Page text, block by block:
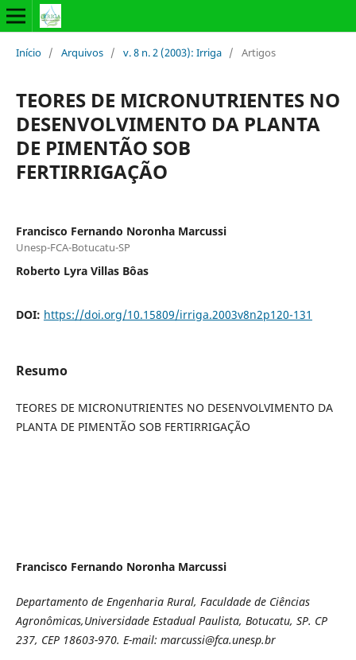
Início / Arquivos / v. 8 n. 2 (2003): Irriga / Artigos
TEORES DE MICRONUTRIENTES NO
DESENVOLVIMENTO DA PLANTA
DE PIMENTÃO SOB
FERTIRRIGAÇÃO
Francisco Fernando Noronha Marcussi
Unesp-FCA-Botucatu-SP
Roberto Lyra Villas Bôas
DOI: https://doi.org/10.15809/irriga.2003v8n2p120-131
Resumo
TEORES DE MICRONUTRIENTES NO DESENVOLVIMENTO DA
PLANTA DE PIMENTÃO SOB FERTIRRIGAÇÃO
Francisco Fernando Noronha Marcussi
Departamento de Engenharia Rural, Faculdade de Ciências
Agronômicas,Universidade Estadual Paulista, Botucatu, SP. CP
237, CEP 18603-970. E-mail: marcussi@fca.unesp.br